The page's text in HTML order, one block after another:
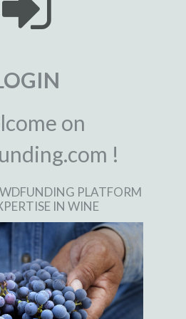
on
!
PLATFORM
IN WINE